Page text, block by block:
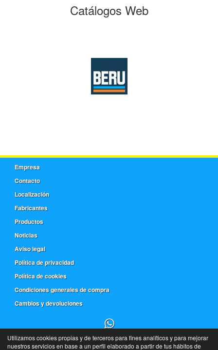
Catálogos Web
Empresa
Contacto
Localización
Fabricantes
Productos
Noticias
Aviso legal
Política de privacidad
Política de cookies
Condiciones generales de compra
Cambios y devoluciones
91 543 18 63
Utilizamos cookies propias y de terceros para fines analíticos y para mejorar
nuestros servicios en base a un perfil elaborado a partir de tus hábitos de